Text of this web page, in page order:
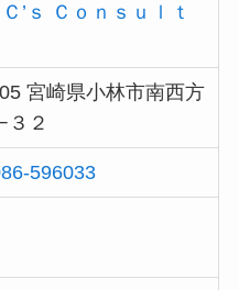
’ｓ Ｃｏｎｓｕｌｔ
宮崎県小林市南西方
３２
596033